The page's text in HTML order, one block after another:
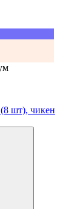
шт), чикен